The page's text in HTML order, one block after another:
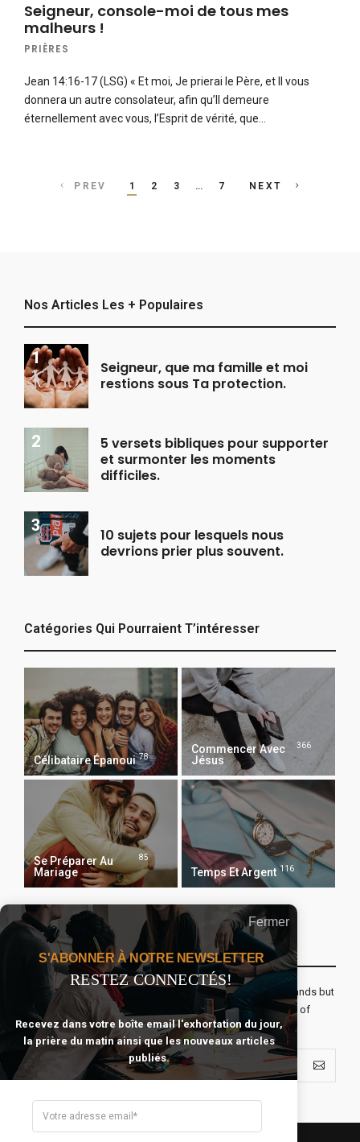
Seigneur, console-moi de tous mes
malheurs !
PRIÈRES
Jean 14:16-17 (LSG) « Et moi, Je prierai le Père, et Il vous
donnera un autre consolateur, afin qu’Il demeure
éternellement avec vous, l’Esprit de vérité, que…
Posts
PREV 1 2 3 … 7 NEXT
Nos Articles Les + Populaires
Seigneur, que ma famille et moi
restions sous Ta protection.
5 versets bibliques pour supporter
et surmonter les moments
difficiles.
10 sujets pour lesquels nous
devrions prier plus souvent.
Catégories Qui Pourraient T’intéresser
Célibataire Épanoui 78
Commencer Avec
Jésus
366
Se Préparer Au
Mariage
85
Temps Et Argent 116
Recevoir Notre Newsletter Chaque Matin
The real voyage of discovery consists not in seeking new lands but
seeing with new eyes. All journeys have secret destinations of
which the traveler is unaware.
Fermer
S'ABONNER À NOTRE NEWSLETTER
RESTEZ CONNECTÉS!
Recevez dans votre boîte email l'exhortation du jour,
la prière du matin ainsi que les nouveaux articles
publiés.